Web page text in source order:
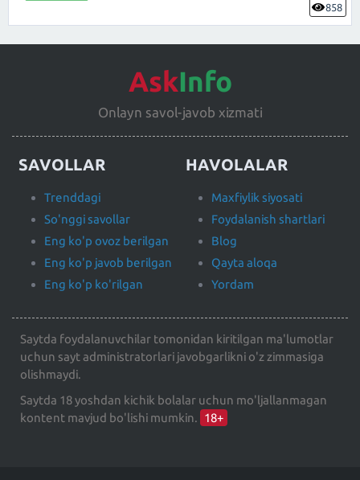
858
AskInfo
Onlayn savol-javob xizmati
SAVOLLAR
Trenddagi
So'nggi savollar
Eng ko'p ovoz berilgan
Eng ko'p javob berilgan
Eng ko'p ko'rilgan
HAVOLALAR
Maxfiylik siyosati
Foydalanish shartlari
Blog
Qayta aloqa
Yordam
Saytda foydalanuvchilar tomonidan kiritilgan ma'lumotlar
uchun sayt administratorlari javobgarlikni o'z zimmasiga
olishmaydi.
Saytda 18 yoshdan kichik bolalar uchun mo'ljallanmagan
kontent mavjud bo'lishi mumkin. 18+